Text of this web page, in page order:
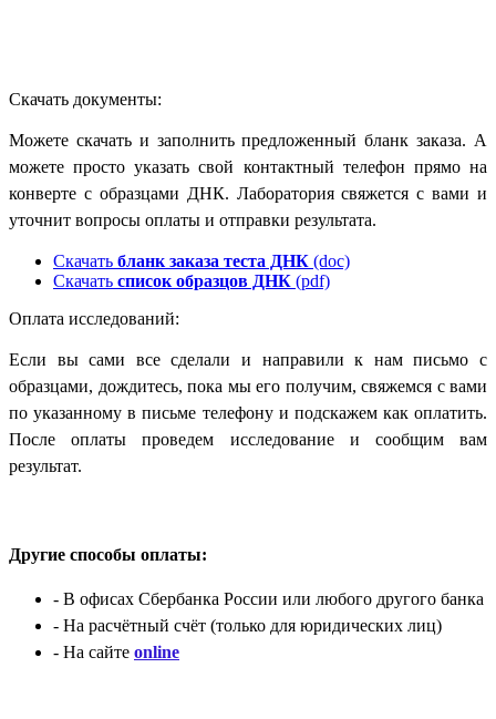
Скачать документы:
Можете скачать и заполнить предложенный бланк заказа. А
можете просто указать свой контактный телефон прямо на
конверте с образцами ДНК. Лаборатория свяжется с вами и
уточнит вопросы оплаты и отправки результата.
Скачать бланк заказа теста ДНК (doc)
Скачать список образцов ДНК (pdf)
Оплата исследований:
Если вы сами все сделали и направили к нам письмо с
образцами, дождитесь, пока мы его получим, свяжемся с вами
по указанному в письме телефону и подскажем как оплатить.
После оплаты проведем исследование и сообщим вам
результат.
Другие способы оплаты:
- В офисах Сбербанка России или любого другого банка
- На расчётный счёт (только для юридических лиц)
- На сайте online